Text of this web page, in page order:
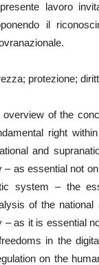
lavoro
il
protezione;
overview of the
right
and
as essential not
system – the
of the
as it is essential
in the
on the